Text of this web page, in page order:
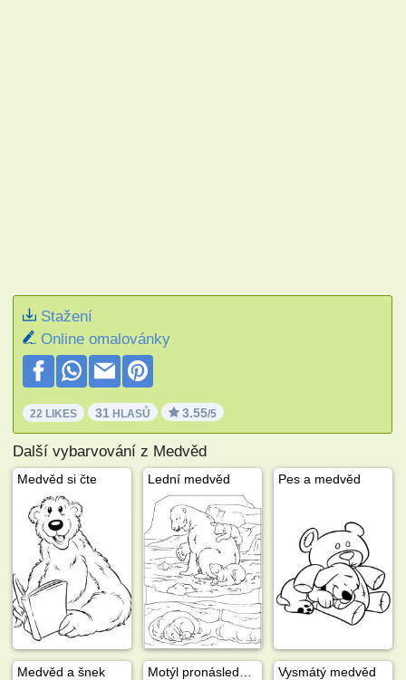
Stažení
Online omalovánky
22 LIKES 31 HLASŮ 3.55/5
Další vybarvování z Medvěd
Medvěd si čte Lední medvěd Pes a medvěd
Medvěd a šnek Vysmátý medvěd